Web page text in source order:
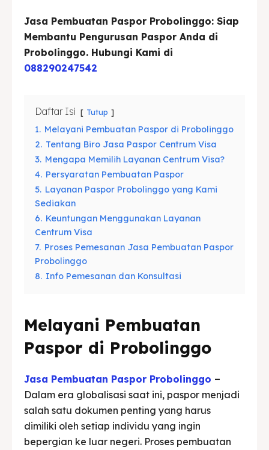
Asuransi
Blog
Asuransi
Blog
Jasa Pembuatan Paspor Probolinggo: Siap
Membantu Pengurusan Paspor Anda di
Probolinggo. Hubungi Kami di
088290247542
Daftar Isi Tutup
1. Melayani Pembuatan Paspor di Probolinggo
2. Tentang Biro Jasa Paspor Centrum Visa
3. Mengapa Memilih Layanan Centrum Visa?
4. Persyaratan Pembuatan Paspor
5. Layanan Paspor Probolinggo yang Kami
Sediakan
6. Keuntungan Menggunakan Layanan
Centrum Visa
7. Proses Pemesanan Jasa Pembuatan Paspor
Probolinggo
8. Info Pemesanan dan Konsultasi
Melayani Pembuatan
Paspor di Probolinggo
Jasa Pembuatan Paspor Probolinggo –
Dalam era globalisasi saat ini, paspor menjadi
salah satu dokumen penting yang harus
dimiliki oleh setiap individu yang ingin
bepergian ke luar negeri. Proses pembuatan